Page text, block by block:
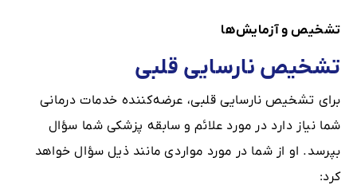
تشخیص و آزمایش‌ها
تشخیص نارسایی قلبی
برای تشخیص نارسایی قلبی، عرضه‌کننده خدمات درمانی
شما نیاز دارد در مورد علائم و سابقه پزشکی شما سؤال
بپرسد. او از شما در مورد مواردی مانند ذیل سؤال خواهد
کرد: